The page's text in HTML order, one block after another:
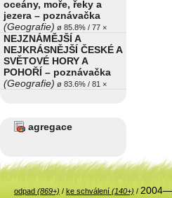
oceány, moře, řeky a
jezera – poznávačka
(Geografie) ø 85.8% / 77 ×
NEJZNÁMĚJŠÍ A
NEJKRÁSNĚJŠÍ ČESKÉ A
SVĚTOVÉ HORY A
POHOŘÍ – poznávačka
(Geografie) ø 83.6% / 81 ×
agregace
odpad (869+) / ke schválení (140+) /